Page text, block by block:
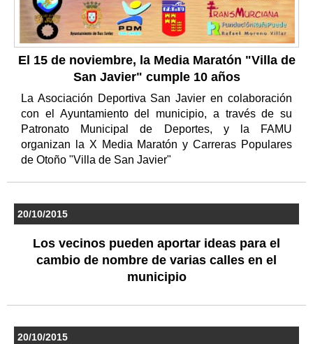
El 15 de noviembre, la Media Maratón "Villa de
San Javier" cumple 10 años
La Asociación Deportiva San Javier en colaboración
con el Ayuntamiento del municipio, a través de su
Patronato Municipal de Deportes, y la FAMU
organizan la X Media Maratón y Carreras Populares
de Otoño "Villa de San Javier"
20/10/2015
Los vecinos pueden aportar ideas para el
cambio de nombre de varias calles en el
municipio
20/10/2015